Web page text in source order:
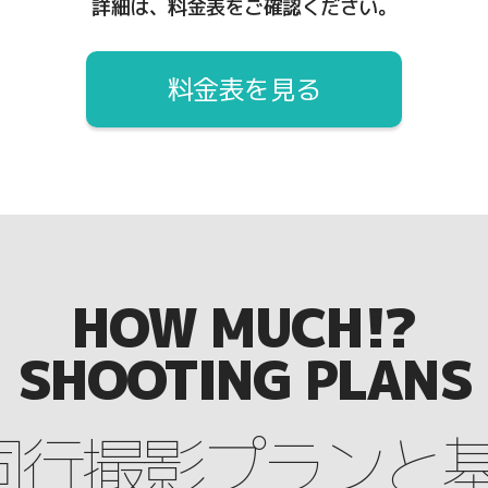
詳細は、料金表をご確認ください。
料金表を見る
HOW MUCH!?
SHOOTING PLANS
撮影プランと